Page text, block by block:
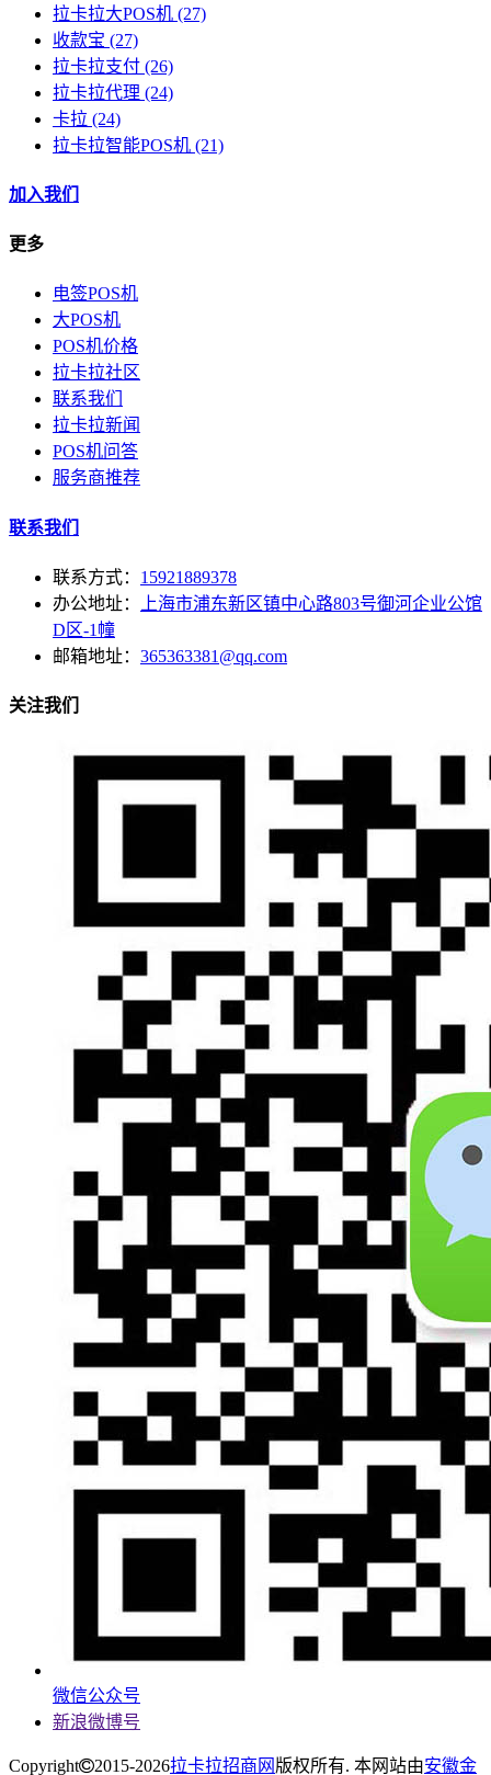
拉卡拉大POS机 (27)
收款宝 (27)
拉卡拉支付 (26)
拉卡拉代理 (24)
卡拉 (24)
拉卡拉智能POS机 (21)
加入我们
更多
电签POS机
大POS机
POS机价格
拉卡拉社区
联系我们
拉卡拉新闻
POS机问答
服务商推荐
联系我们
联系方式： 15921889378
办公地址：
上海市浦东新区镇中心路803号御河企业公馆
D区-1幢
邮箱地址： 365363381@qq.com
关注我们
微信公众号
新浪微博号
Copyright 2015-2026拉卡拉招商网 版权所有. 本网站由安徽金